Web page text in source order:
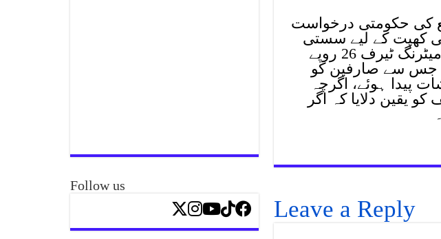
کی حکومتی درخواست
کھپت کے لیے سستی
بجلی فراہم کی جانی تھی۔حکومت نے آئی ایم ایف کو سولر نیٹ میٹرنگ ٹیرف 26 روپے
کیا، جس سے صارفین کو
پیدا ہوئے، اگرچہ
یقین دلایا کہ اگر
Leave a Reply
Follow us